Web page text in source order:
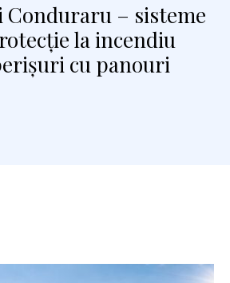
– sisteme
la incendiu
cu panouri